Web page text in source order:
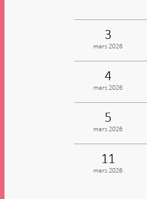
3
mars 2026
4
mars 2026
5
mars 2026
11
mars 2026